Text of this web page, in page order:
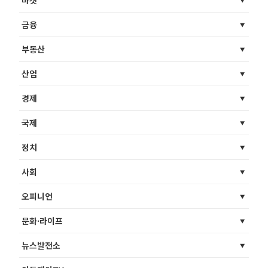
금융
부동산
산업
경제
국제
정치
사회
오피니언
문화·라이프
뉴스발전소